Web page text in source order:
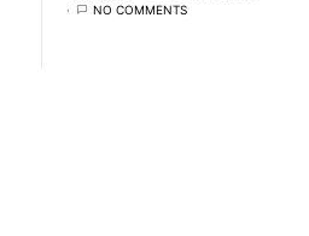
NO COMMENTS